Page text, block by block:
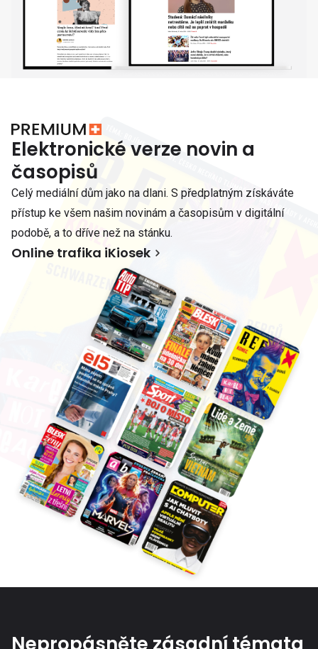
Elektronické verze novin a
časopisů
Celý mediální dům jako na dlani. S předplatným získáváte
přístup ke všem našim novinám a časopisům v digitální
podobě, a to dříve než na stánku.
Online trafika iKiosek